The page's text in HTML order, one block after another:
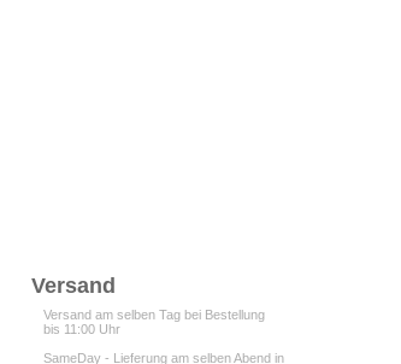
Versand
Versand am selben Tag bei Bestellung
bis 11:00 Uhr
SameDay - Lieferung am selben Abend in